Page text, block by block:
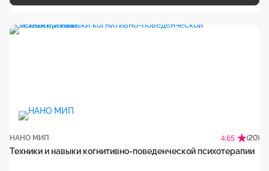
НАНО МИП 4.65 (20)
Техники и навыки когнитивно-поведенческой психотерапии